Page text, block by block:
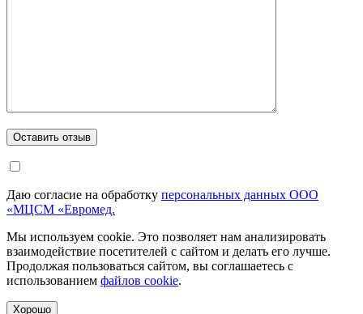
Даю согласие на обработку персональных данных ООО
«МЦСМ «Евромед.
Мы используем cookie. Это позволяет нам анализировать
взаимодействие посетителей с сайтом и делать его лучше.
Продолжая пользоваться сайтом, вы соглашаетесь с
использованием файлов cookie.
Хорошо